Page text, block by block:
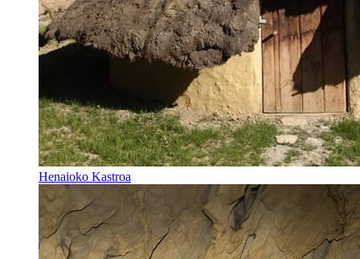
Henaioko Kastroa